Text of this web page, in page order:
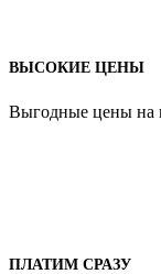
ВЫСОКИЕ ЦЕНЫ
Выгодные цены на
ПЛАТИМ СРАЗУ